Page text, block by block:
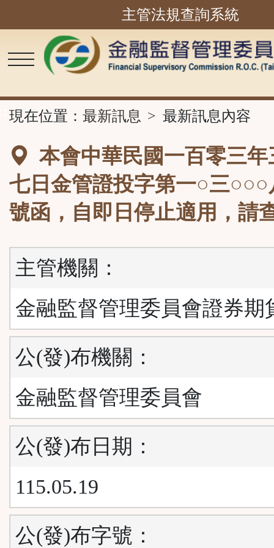
內
容
主管法規查詢系統
現在位置： 最新訊息 最新訊息內容
本會中華民國一百零三年
七日金管證投字第一○三○○○
號函，自即日停止適用，請
主管機關：
金融監督管理委員會證券期
公(發)布機關：
金融監督管理委員會
公(發)布日期：
115.05.19
公(發)布字號：